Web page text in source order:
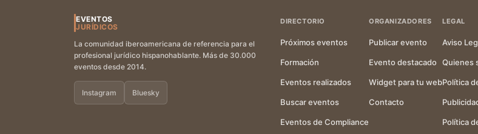
EVENTOS
JURÍDICOS
La comunidad iberoamericana de referencia para el
profesional jurídico hispanohablante. Más de 30.000
eventos desde 2014.
Instagram Bluesky
DIRECTORIO
Próximos eventos
Formación
Eventos realizados
Buscar eventos
Eventos de Compliance
ORGANIZADORES
Publicar evento
Evento destacado
Widget para tu web
Contacto
LEGAL
Aviso
Quienes
Política
Política